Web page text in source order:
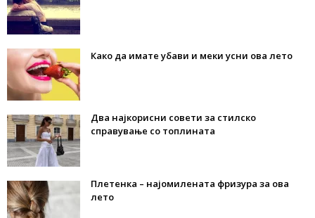
Како да имате убави и меки усни ова лето
Два најкорисни совети за стилско
справување со топлината
Плетенка – најомилената фризура за ова
лето